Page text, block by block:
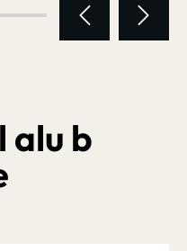
alu b